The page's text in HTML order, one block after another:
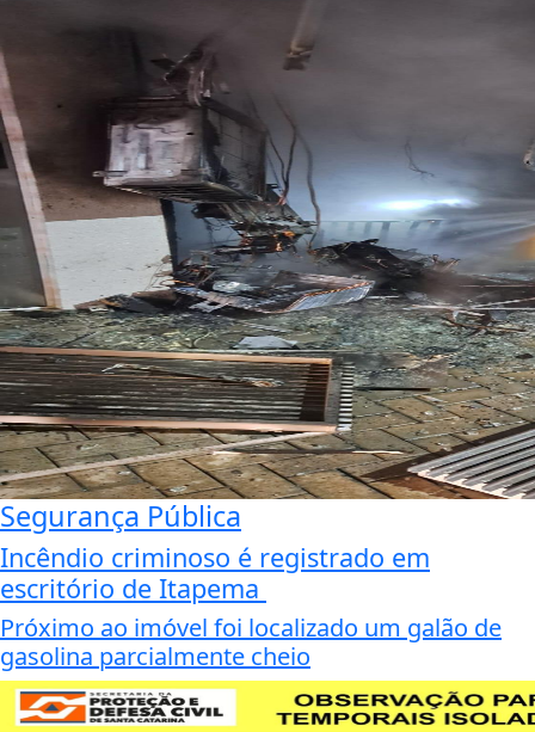
Segurança Pública
Incêndio criminoso é registrado em
escritório de Itapema
Próximo ao imóvel foi localizado um galão de
gasolina parcialmente cheio